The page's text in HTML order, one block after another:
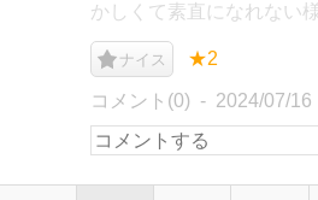
かしくて素直になれない
ナイス ★2
コメント(0) 2024/07/16